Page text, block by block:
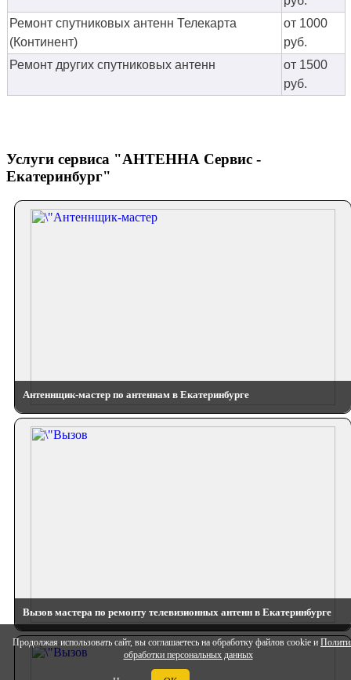
Продолжая использовать сайт, вы соглашаетесь на обработку файлов cookie и
обработки персональных данных
Ремонт спутниковых антенн Телекарта
(Континент)
от 1000
руб.
Ремонт других спутниковых антенн
от 1500
руб.
Услуги сервиса "АНТЕННА Сервис -
Екатеринбург"
Антеннщик-мастер по антеннам в Екатеринбурге
Вызов мастера по ремонту телевизионных антенн в Екатеринбурге